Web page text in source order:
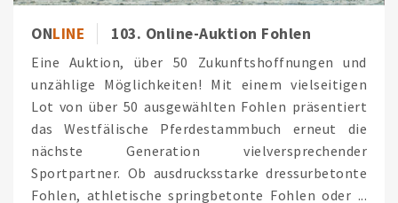
ONLINE 103. Online-Auktion Fohlen
Eine Auktion, über 50 Zukunftshoffnungen und
unzählige Möglichkeiten! Mit einem vielseitigen
Lot von über 50 ausgewählten Fohlen präsentiert
das Westfälische Pferdestammbuch erneut die
nächste Generation vielversprechender
Sportpartner. Ob ausdrucksstarke dressurbetonte
Fohlen, athletische springbetonte Fohlen oder ...